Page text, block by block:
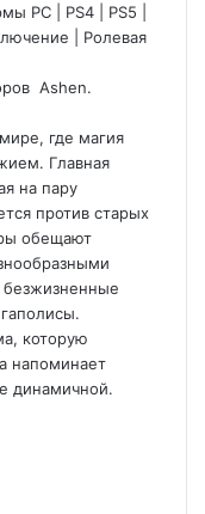
PC PS4 PS5
Ролевая
Ashen.
где магия
Главная
на пару
против старых
обещают
безжизненные
которую
напоминает
динамичной.